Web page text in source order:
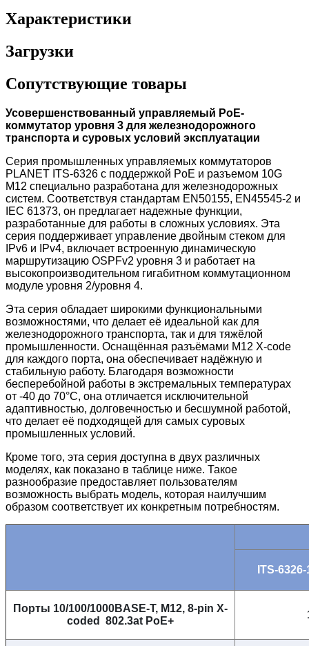
Характеристики
Загрузки
Сопутствующие товары
Усовершенствованный управляемый PoE-
коммутатор уровня 3 для железнодорожного
транспорта и суровых условий эксплуатации
Серия промышленных управляемых коммутаторов
PLANET ITS-6326 с поддержкой PoE и разъемом 10G
M12 специально разработана для железнодорожных
систем. Соответствуя стандартам EN50155, EN45545-2 и
IEC 61373, он предлагает надежные функции,
разработанные для работы в сложных условиях. Эта
серия поддерживает управление двойным стеком для
IPv6 и IPv4, включает встроенную динамическую
маршрутизацию OSPFv2 уровня 3 и работает на
высокопроизводительном гигабитном коммутационном
модуле уровня 2/уровня 4.
Эта серия обладает широкими функциональными
возможностями, что делает её идеальной как для
железнодорожного транспорта, так и для тяжёлой
промышленности. Оснащённая разъёмами M12 X-code
для каждого порта, она обеспечивает надёжную и
стабильную работу. Благодаря возможности
бесперебойной работы в экстремальных температурах
от -40 до 70°C, она отличается исключительной
адаптивностью, долговечностью и бесшумной работой,
что делает её подходящей для самых суровых
промышленных условий.
Кроме того, эта серия доступна в двух различных
моделях, как показано в таблице ниже. Такое
разнообразие предоставляет пользователям
возможность выбрать модель, которая наилучшим
образом соответствует их конкретным потребностям.
ITS-
Порты 10/100/1000BASE-T, M12, 8-pin X-
coded 802.3at PoE+